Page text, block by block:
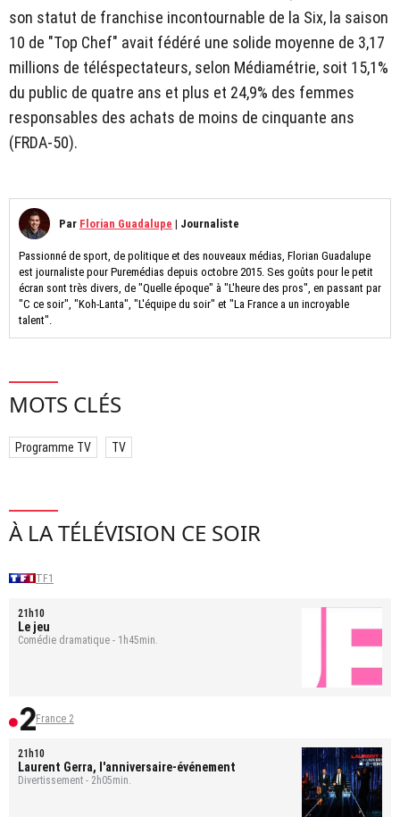
son statut de franchise incontournable de la Six, la saison
10 de "Top Chef" avait fédéré une solide moyenne de 3,17
millions de téléspectateurs, selon Médiamétrie, soit 15,1%
du public de quatre ans et plus et 24,9% des femmes
responsables des achats de moins de cinquante ans
(FRDA-50).
Par Florian Guadalupe | Journaliste
Passionné de sport, de politique et des nouveaux médias, Florian Guadalupe
est journaliste pour Puremédias depuis octobre 2015. Ses goûts pour le petit
écran sont très divers, de "Quelle époque" à "L'heure des pros", en passant par
"C ce soir", "Koh-Lanta", "L'équipe du soir" et "La France a un incroyable
talent".
MOTS CLÉS
Programme TV TV
À LA TÉLÉVISION CE SOIR
TF1
21h10
Le jeu
Comédie dramatique - 1h45min.
France 2
21h10
Laurent Gerra, l'anniversaire-événement
Divertissement - 2h05min.